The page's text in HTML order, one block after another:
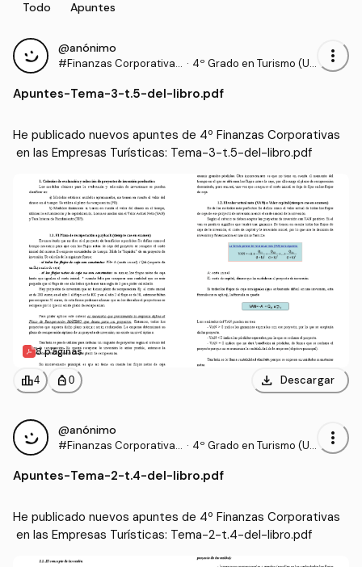
Todo Apuntes
@anónimo
#Finanzas Corporativas
as
· 4º Grado en Turismo (UL
more_vert
Apuntes-Tema-3-t.5-del-libro.pdf
He publicado nuevos apuntes de 4º Finanzas Corporativas
en las Empresas Turísticas: Tema-3-t.5-del-libro.pdf
8 páginas
leaderboard4 personal_bag 0 download Descargar
@anónimo
#Finanzas Corporativas
as
· 4º Grado en Turismo (UL
more_vert
Apuntes-Tema-2-t.4-del-libro.pdf
He publicado nuevos apuntes de 4º Finanzas Corporativas
en las Empresas Turísticas: Tema-2-t.4-del-libro.pdf